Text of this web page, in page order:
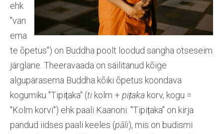
ehk
"van
ema
te õpetus") on Buddha poolt loodud sangha otseseim
järglane. Theeravaada on säilitanud kõige
algupärasema Buddha kõiki õpetus koondava
kogumiku "Tipiṭaka" (ti kolm + piṭaka korv, kogu =
"Kolm korvi") ehk paali Kaanoni. "Tipiṭaka" on kirja
pandud iidses paali keeles (pāli), mis on budismi